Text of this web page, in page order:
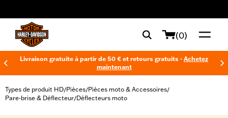
(0)
Livraison gratuite à partir de 50 € et retours gratuits - Achetez
maintenant
Types de produit HD/Pièces/Pièces moto & Accessoires/
Pare-brise & Déflecteur/Déflecteurs moto